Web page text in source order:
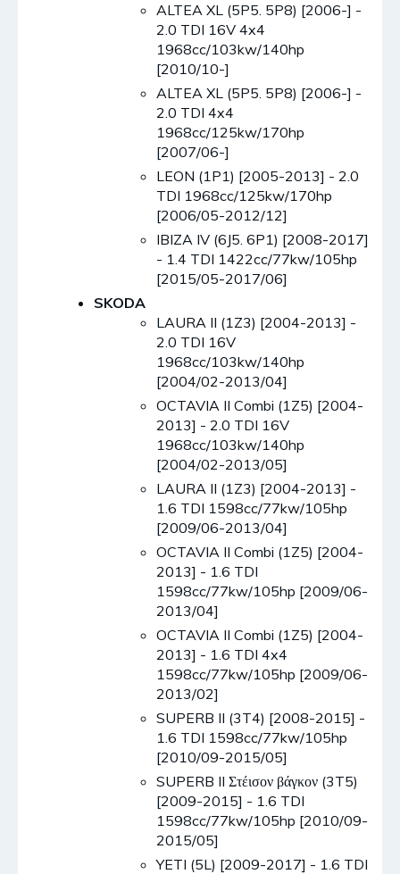
ALTEA XL (5P5. 5P8) [2006-] -
2.0 TDI 16V 4x4
1968cc/103kw/140hp
[2010/10-]
ALTEA XL (5P5. 5P8) [2006-] -
2.0 TDI 4x4
1968cc/125kw/170hp
[2007/06-]
LEON (1P1) [2005-2013] - 2.0
TDI 1968cc/125kw/170hp
[2006/05-2012/12]
IBIZA IV (6J5. 6P1) [2008-2017]
- 1.4 TDI 1422cc/77kw/105hp
[2015/05-2017/06]
SKODA
LAURA II (1Z3) [2004-2013] -
2.0 TDI 16V
1968cc/103kw/140hp
[2004/02-2013/04]
OCTAVIA II Combi (1Z5) [2004-
2013] - 2.0 TDI 16V
1968cc/103kw/140hp
[2004/02-2013/05]
LAURA II (1Z3) [2004-2013] -
1.6 TDI 1598cc/77kw/105hp
[2009/06-2013/04]
OCTAVIA II Combi (1Z5) [2004-
2013] - 1.6 TDI
1598cc/77kw/105hp [2009/06-
2013/04]
OCTAVIA II Combi (1Z5) [2004-
2013] - 1.6 TDI 4x4
1598cc/77kw/105hp [2009/06-
2013/02]
SUPERB II (3T4) [2008-2015] -
1.6 TDI 1598cc/77kw/105hp
[2010/09-2015/05]
SUPERB II Στέισον βάγκον (3T5)
[2009-2015] - 1.6 TDI
1598cc/77kw/105hp [2010/09-
2015/05]
YETI (5L) [2009-2017] - 1.6 TDI